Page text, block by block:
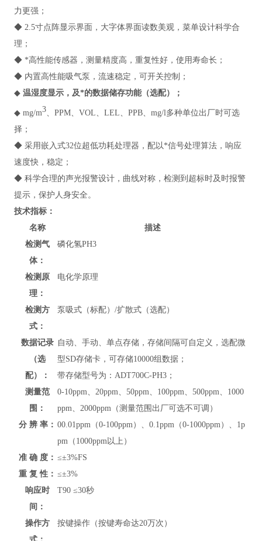
力更强；
◆ 2.5寸点阵显示界面，大字体界面读数美观，菜单设计科学合
理；
◆ *高性能传感器，测量精度高，重复性好，使用寿命长；
◆ 内置高性能吸气泵，流速稳定，可开关控制；
◆温湿度显示，及*的数据储存功能（选配）；
◆ mg/m3、PPM、VOL、LEL、PPB、mg/l多种单位出厂时可选
择；
◆ 采用嵌入式32位超低功耗处理器，配以*信号处理算法，响应
速度快，稳定；
◆ 科学合理的声光报警设计，曲线对称，检测到超标时及时报警
提示，保护人身安全。
技术指标：
名称
描述
检测气
体：
磷化氢PH3
检测原
理：
电化学原理
检测方
式：
泵吸式（标配）/扩散式（选配）
数据记录
（选
配）：
自动、手动、单点存储，存储间隔可自定义，选配微
型SD存储卡，可存储10000组数据；
带存储型号为：ADT700C-PH3；
测量范
围：
0-10ppm、20ppm、50ppm、100ppm、500ppm、1000
ppm、2000ppm（测量范围出厂可选不可调）
分 辨 率： 00.01ppm（0-100ppm）、0.1ppm（0-1000ppm）、1p
pm（1000ppm以上）
准 确 度： ≤±3%FS
重 复 性： ≤±3%
响应时
间：
T90 ≤30秒
操作方
按键操作（按键寿命达20万次）